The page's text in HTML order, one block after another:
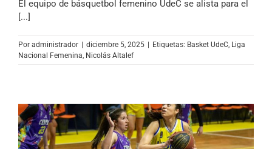
El equipo de básquetbol femenino UdeC se alista para el
[...]
Por administrador | diciembre 5, 2025 | Etiquetas: Basket UdeC Liga
Nacional Femenina Nicolás Altalef